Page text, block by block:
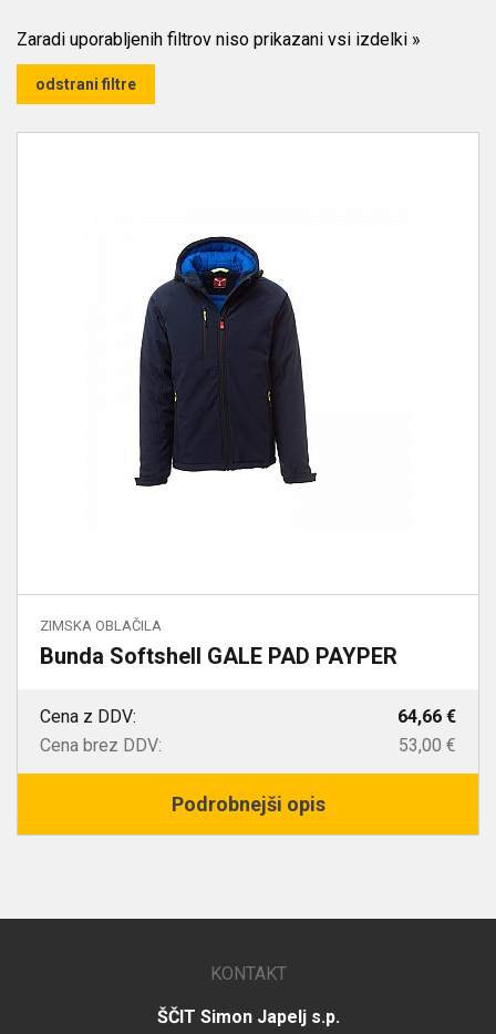
Zaradi uporabljenih filtrov niso prikazani vsi izdelki »
odstrani filtre
ZIMSKA OBLAČILA
Bunda Softshell GALE PAD PAYPER
Cena z DDV:
64,66 €
Cena brez DDV:
53,00 €
Podrobnejši opis
KONTAKT
ŠČIT Simon Japelj s.p.